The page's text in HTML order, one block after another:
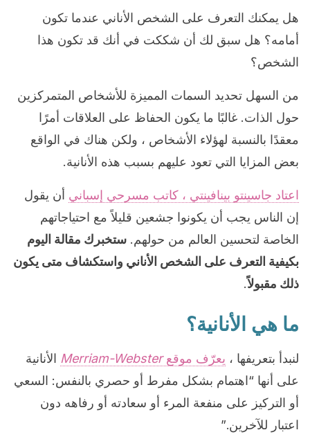
هل يمكنك التعرف على الشخص الأناني عندما تكون
أمامه؟ هل سبق لك أن شككت في أنك قد تكون هذا
الشخص؟
من السهل تحديد السمات المميزة للأشخاص المتمركزين
حول الذات. غالبًا ما يكون الحفاظ على العلاقات أمرًا
معقدًا بالنسبة لهؤلاء الأشخاص ، ولكن هناك في الواقع
بعض المزايا التي تعود عليهم بسبب هذه الأنانية.
اعتاد جاسينتو بينافينتي ، كاتب مسرحي إسباني أن يقول
إن الناس يجب أن يكونوا جشعين قليلاً مع احتياجاتهم
الخاصة لتحسين العالم من حولهم. ستخبرك مقالة اليوم
بكيفية التعرف على الشخص الأناني واستكشاف متى يكون
ذلك مقبولاً.
ما هي الأنانية؟
لنبدأ بتعريفها ، يعرّف موقعMerriam-Webster الأنانية
على أنها “اهتمام بشكل مفرط أو حصري بالنفس: السعي
أو التركيز على منفعة المرء أو سعادته أو رفاهه دون
اعتبار للآخرين.”